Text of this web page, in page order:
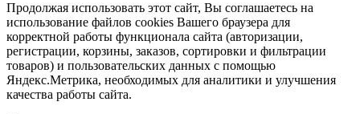
Продолжая использовать этот сайт, Вы соглашаетесь на
использование файлов cookies Вашего браузера для
корректной работы функционала сайта (авторизации,
регистрации, корзины, заказов, сортировки и фильтрации
товаров) и пользовательских данных с помощью
Яндекс.Метрика, необходимых для аналитики и улучшения
качества работы сайта.